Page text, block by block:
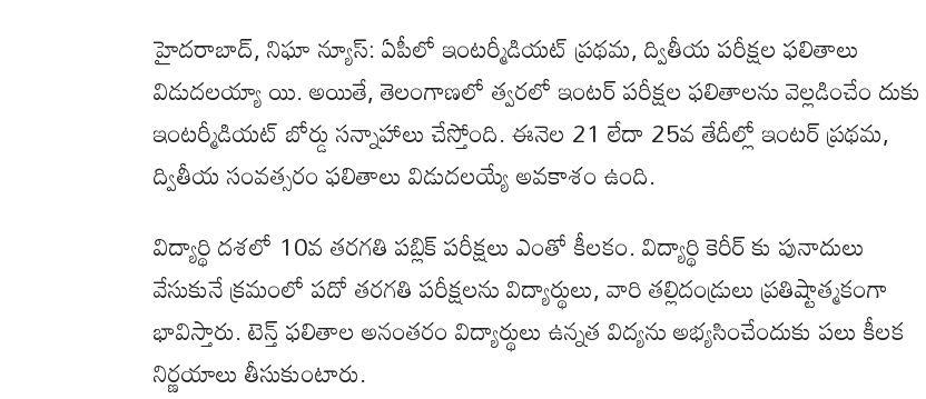
హైదరాబాద్, నిఘా న్యూస్: ఏపీలో ఇంటర్మీడియట్ ప్రథమ, ద్వితీయ పరీక్షల ఫలితాలు
విడుదలయ్యా యి. అయితే, తెలంగాణలో త్వరలో ఇంటర్ పరీక్షల ఫలితాలను వెల్లడించేం దుకు
ఇంటర్మీడియట్ బోర్డు సన్నాహాలు చేస్తోంది. ఈనెల 21 లేదా 25వ తేదీల్లో ఇంటర్ ప్రథమ,
ద్వితీయ సంవత్సరం ఫలితాలు విడుదలయ్యే అవకాశం ఉంది.
విద్యార్థి దశలో 10వ తరగతి పబ్లిక్ పరీక్షలు ఎంతో కీలకం. విద్యార్థి కెరీర్ కు పునాదులు
వేసుకునే క్రమంలో పదో తరగతి పరీక్షలను విద్యార్థులు, వారి తల్లిదండ్రులు ప్రతిష్టాత్మకంగా
భావిస్తారు. టెన్త్ ఫలితాల అనంతరం విద్యార్థులు ఉన్నత విద్యను అభ్యసించేందుకు పలు కీలక
నిర్ణయాలు తీసుకుంటారు.